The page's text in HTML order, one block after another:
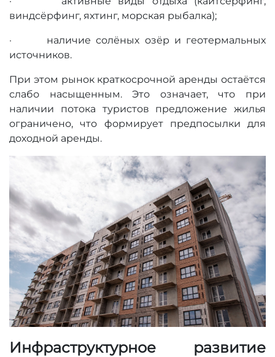
виндсёрфинг, яхтинг, морская рыбалка);
· наличие солёных озёр и геотермальных
источников.
При этом рынок краткосрочной аренды остаётся
слабо насыщенным. Это означает, что при
наличии потока туристов предложение жилья
ограничено, что формирует предпосылки для
доходной аренды.
Инфраструктурное развитие